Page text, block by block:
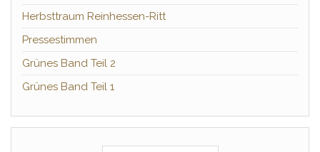
Herbsttraum Reinhessen-Ritt
Pressestimmen
Grünes Band Teil 2
Grünes Band Teil 1